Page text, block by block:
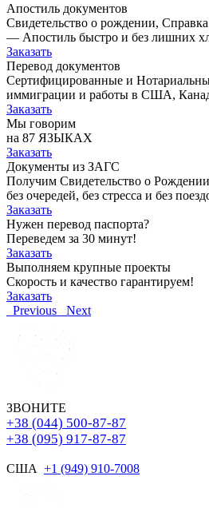
Апостиль документов
Свидетельство о рождении,
— Апостиль быстро и без лишних
Заказать
Перевод документов
Сертифицированные и
иммиграции и работы в США,
Заказать
Мы говорим
на 87 ЯЗЫКАХ
Заказать
Документы из ЗАГС
Получим Свидетельство о
без очередей, без стресса и без
Заказать
Нужен перевод паспорта?
Переведем за 30 минут!
Заказать
Выполняем крупные проекты
Скорость и качество гарантируем!
Заказать
Previous
Next
ЗВОНИТЕ
+38 (044) 500-87-87
+38 (095) 917-87-87
США +1 (949) 910-7008